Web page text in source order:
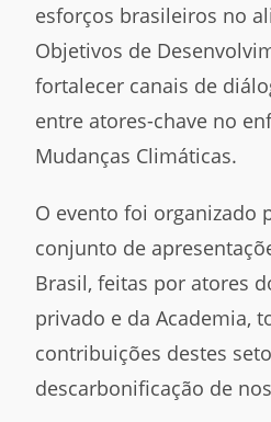
esforços brasileiros no
Objetivos de
fortalecer canais de
entre atores-chave no
Mudanças Climáticas.
O evento foi organizado
conjunto de
Brasil, feitas por atores
privado e da Academia,
contribuições destes
descarbonificação de